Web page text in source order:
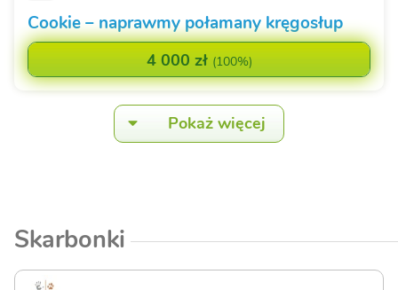
Cookie – naprawmy połamany kręgosłup
4 000 zł (100%)
Pokaż więcej
Skarbonki